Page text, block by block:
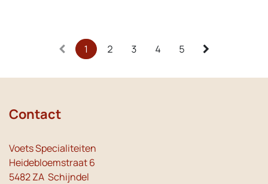
1 2 3 4 5
Contact
Voets Specialiteiten
Heidebloemstraat 6
5482 ZA Schijndel